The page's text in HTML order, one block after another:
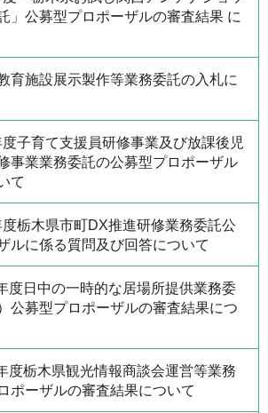
」公募型プロポーザルの審査結果 に
育施設展示製作等業務委託の入札に
子育て支援員研修事業及び放課後児
事業業務委託の公募型プロポーザル
て
栃木県市町DX推進研修業務委託公
ルに係る質問及び回答について
度日中の一時的な居場所提供業務委
公募型プロポーザルの審査結果につ
度栃木県観光情報商談会運営等業務
ポーザルの審査結果について